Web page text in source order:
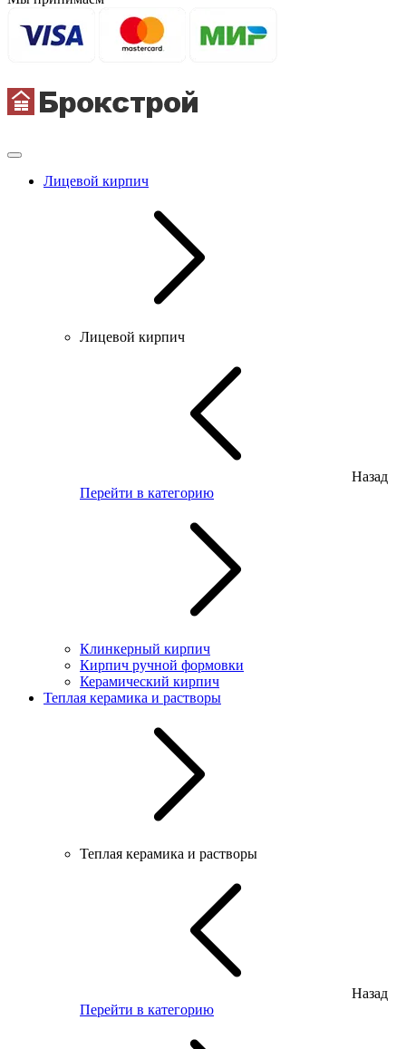
Лицевой кирпич
Лицевой кирпич
Назад
Перейти в категорию
Клинкерный кирпич
Кирпич ручной формовки
Керамический кирпич
Теплая керамика и растворы
Теплая керамика и растворы
Назад
Перейти в категорию